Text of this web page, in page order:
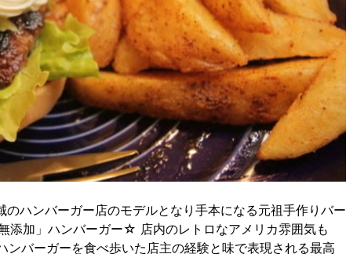
ハンバーガー店のモデルとなり手本になる元祖手作りバー
添加」ハンバーガー☆ 店内のレトロなアメリカ雰囲気も
バーガーを食べ歩いた店主の経験と味で表現される最高